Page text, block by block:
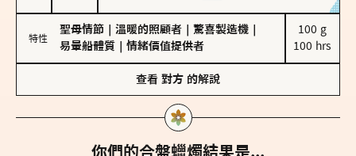
特性
聖母情節 溫暖的照顧者 驚喜製造機
易暈船體質
情緒價值提供者
100 g
100 hrs
查看 對方 的解說
你們的合盤蠟燭結果是...